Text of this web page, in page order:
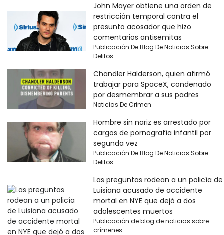
John Mayer obtiene una orden de
restricción temporal contra el
presunto acosador que hizo
comentarios antisemitas
Publicación De Blog De Noticias Sobre
Delitos
Chandler Halderson, quien afirmó
trabajar para SpaceX, condenado
por desmembrar a sus padres
Noticias De Crimen
Hombre sin nariz es arrestado por
cargos de pornografía infantil por
segunda vez
Publicación De Blog De Noticias Sobre
Delitos
Las preguntas rodean a un policía de
Luisiana acusado de accidente
mortal en NYE que dejó a dos
adolescentes muertos
Publicación de blog de noticias sobre
crímenes